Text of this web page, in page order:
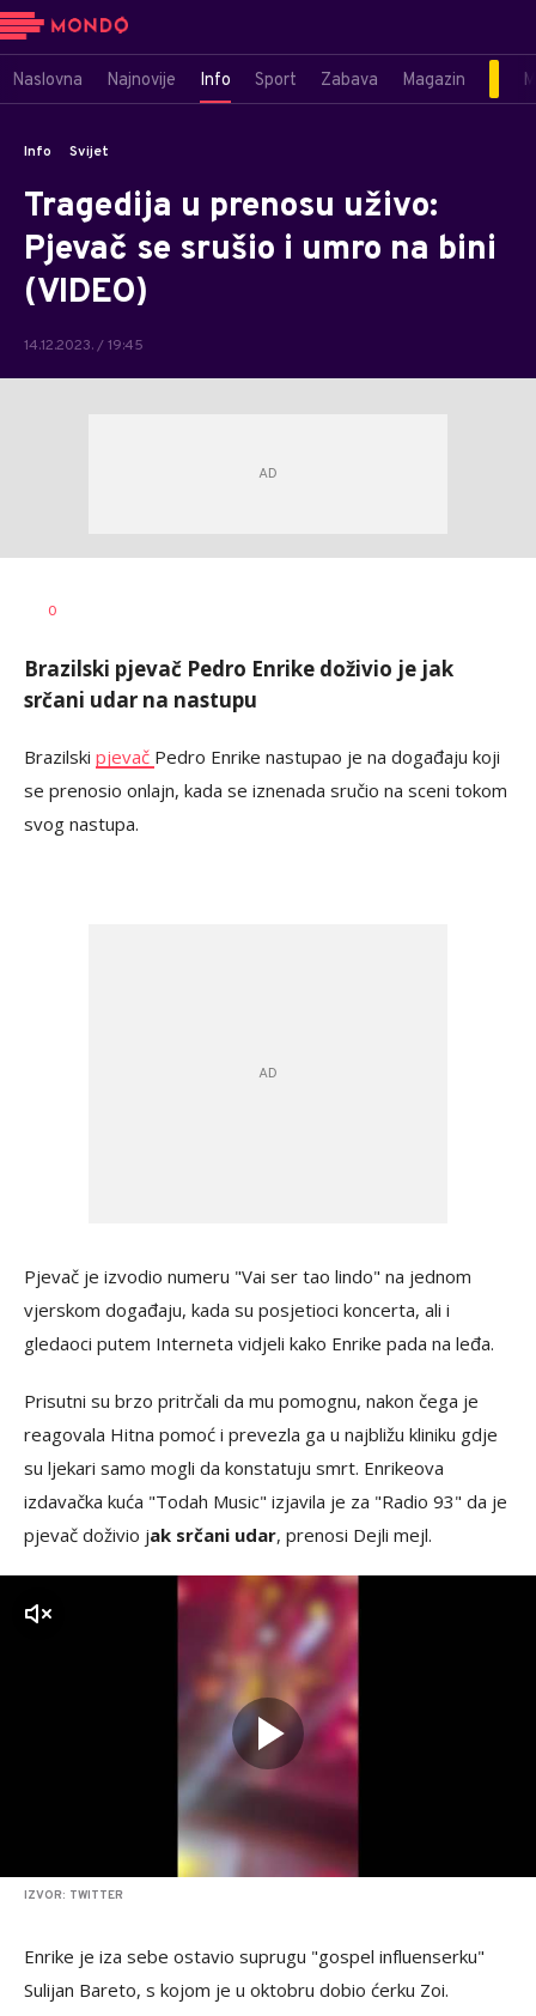
Naslovna Najnovije Info Sport Zabava Magazin
Info Svijet
Tragedija u prenosu uživo:
Pjevač se srušio i umro na bini
(VIDEO)
14.12.2023. / 19:45
AUTOR
0
Brazilski pjevač Pedro Enrike doživio je jak
srčani udar na nastupu
Brazilski pjevač Pedro Enrike nastupao je na događaju koji
se prenosio onlajn, kada se iznenada sručio na sceni tokom
svog nastupa.
Pjevač je izvodio numeru "Vai ser tao lindo" na jednom
vjerskom događaju, kada su posjetioci koncerta, ali i
gledaoci putem Interneta vidjeli kako Enrike pada na leđa.
Prisutni su brzo pritrčali da mu pomognu, nakon čega je
reagovala Hitna pomoć i prevezla ga u najbližu kliniku gdje
su ljekari samo mogli da konstatuju smrt. Enrikeova
izdavačka kuća "Todah Music" izjavila je za "Radio 93" da je
pjevač doživio jak srčani udar, prenosi Dejli mejl.
IZVOR: TWITTER
Enrike je iza sebe ostavio suprugu "gospel influenserku"
Sulijan Bareto, s kojom je u oktobru dobio ćerku Zoi.